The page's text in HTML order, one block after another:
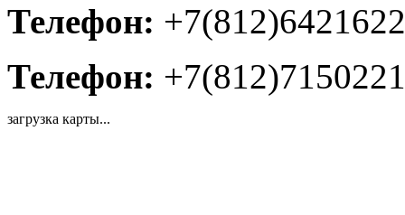
Телефон: +7(812)6421622
Телефон: +7(812)7150221
загрузка карты...